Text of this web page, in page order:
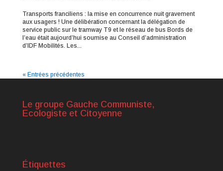
Transports franciliens : la mise en concurrence nuit gravement
aux usagers ! Une délibération concernant la délégation de
service public sur le tramway T9 et le réseau de bus Bords de
l’eau était aujourd’hui soumise au Conseil d’administration
d’IDF Mobilités. Les...
« Entrées précédentes
Le groupe Gauche Communiste,
Ecologiste et Citoyenne
Étiquettes